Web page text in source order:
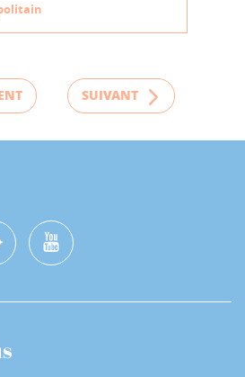
SUIVANT